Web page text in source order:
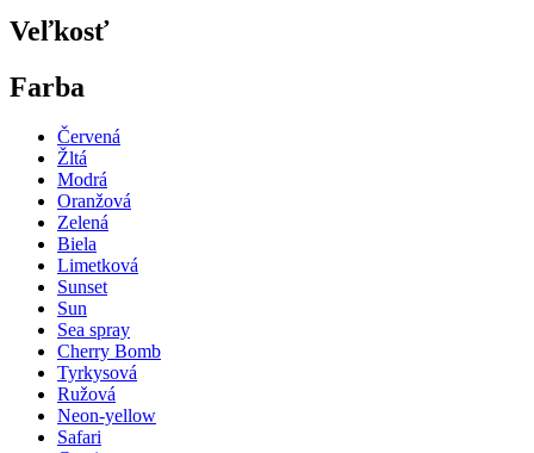
Veľkosť
Farba
Červená
Žltá
Modrá
Oranžová
Zelená
Biela
Limetková
Sunset
Sun
Sea spray
Cherry Bomb
Tyrkysová
Ružová
Neon-yellow
Safari